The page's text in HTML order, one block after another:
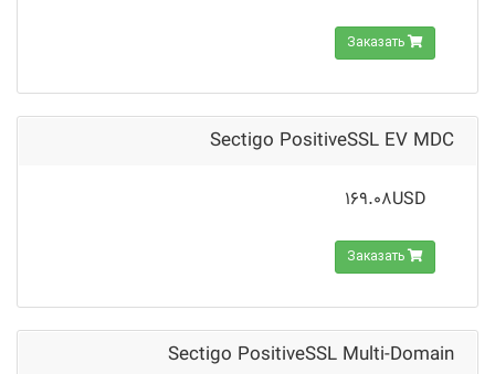
Заказать
Sectigo PositiveSSL EV MDC
169.08USD
Заказать
Sectigo PositiveSSL Multi-Domain